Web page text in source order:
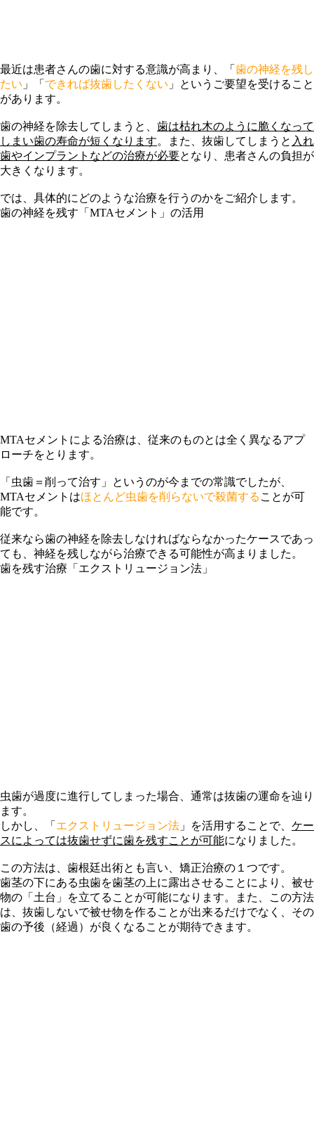
最近は患者さんの歯に対する意識が高まり、「 歯の神経を残し
たい 」「 できれば抜歯したくない 」というご要望を受けること
があります。
歯の神経を除去してしまうと、 歯は枯れ木のように脆くなって
しまい歯の寿命が短くなります。また、抜歯してしまうと 入れ
歯やインプラントなどの治療が必要となり、患者さんの負担が
大きくなります。
では、具体的にどのような治療を行うのかをご紹介します。
歯の神経を残す「MTAセメント」の活用
MTAセメントによる治療は、従来のものとは全く異なるアプ
ローチをとります。
「虫歯＝削って治す」というのが今までの常識でしたが、
MTAセメントはほとんど虫歯を削らないで殺菌する ことが可
能です。
従来なら歯の神経を除去しなければならなかったケースであっ
ても、神経を残しながら治療できる可能性が高まりました。
歯を残す治療「エクストリュージョン法」
虫歯が過度に進行してしまった場合、通常は抜歯の運命を辿り
ます。
しかし、「 エクストリュージョン法 」を活用することで、 ケー
スによっては抜歯せずに歯を残すことが可能になりました。
この方法は、歯根廷出術とも言い、矯正治療の１つです。
歯茎の下にある虫歯を歯茎の上に露出させることにより、被せ
物の「土台」を立てることが可能になります。また、この方法
は、抜歯しないで被せ物を作ることが出来るだけでなく、その
歯の予後（経過）が良くなることが期待できます。